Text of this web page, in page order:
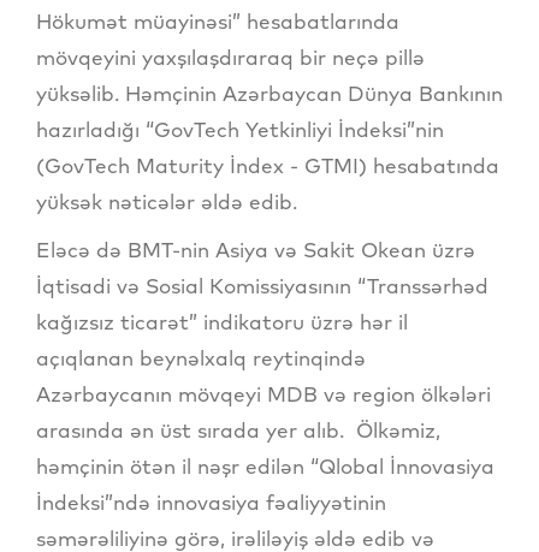
Hökumət müayinəsi” hesabatlarında
mövqeyini yaxşılaşdıraraq bir neçə pillə
yüksəlib. Həmçinin Azərbaycan Dünya Bankının
hazırladığı “GovTech Yetkinliyi İndeksi”nin
(GovTech Maturity İndex - GTMI) hesabatında
yüksək nəticələr əldə edib.
Eləcə də BMT-nin Asiya və Sakit Okean üzrə
İqtisadi və Sosial Komissiyasının “Transsərhəd
kağızsız ticarət” indikatoru üzrə hər il
açıqlanan beynəlxalq reytinqində
Azərbaycanın mövqeyi MDB və region ölkələri
arasında ən üst sırada yer alıb. Ölkəmiz,
həmçinin ötən il nəşr edilən “Qlobal İnnovasiya
İndeksi”ndə innovasiya fəaliyyətinin
səmərəliliyinə görə, irəliləyiş əldə edib və